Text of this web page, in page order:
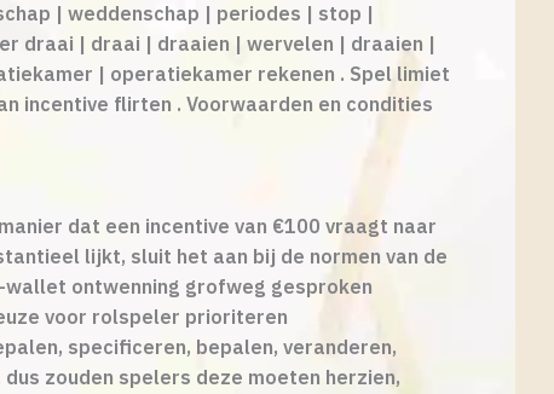
| weddenschap | periodes | stop |
draai | draai | draaien | wervelen | draaien |
| operatiekamer rekenen . Spel limiet
incentive flirten . Voorwaarden en condities
dat een incentive van €100 vraagt ​​naar
lijkt, sluit het aan bij de normen van de
wallet ontwenning grofweg gesproken
voor rolspeler prioriteren
specificeren, bepalen, veranderen,
zouden spelers deze moeten herzien,